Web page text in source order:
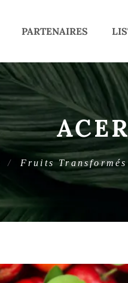
PARTENAIRES
Fruits Transformés